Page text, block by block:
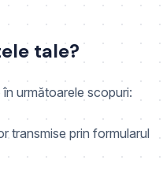
tale?
următoarele scopuri:
transmise prin formularul